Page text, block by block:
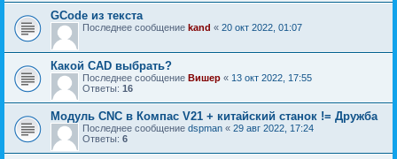
GCode из текста
Последнее сообщение kand « 20 окт 2022, 01:07
Какой CAD выбрать?
Последнее сообщение Вишер « 13 окт 2022, 17:55
Ответы: 16
Модуль CNC в Компас V21 + китайский станок != Дружба
Последнее сообщение dspman « 29 авг 2022, 17:24
Ответы: 6